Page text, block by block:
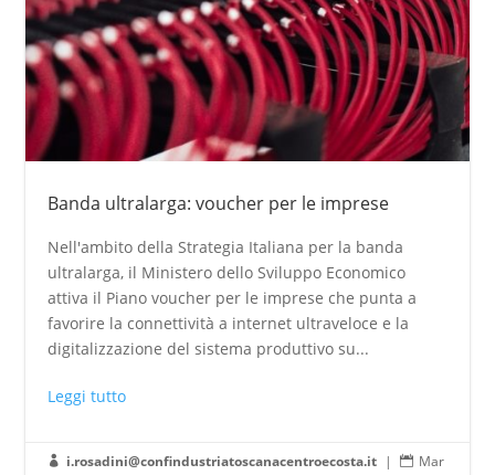
Banda ultralarga: voucher per le imprese
Nell'ambito della Strategia Italiana per la banda
ultralarga, il Ministero dello Sviluppo Economico
attiva il Piano voucher per le imprese che punta a
favorire la connettività a internet ultraveloce e la
digitalizzazione del sistema produttivo su...
Leggi tutto
 i.rosadini@confindustriatoscanacentroecosta.it |  Mar